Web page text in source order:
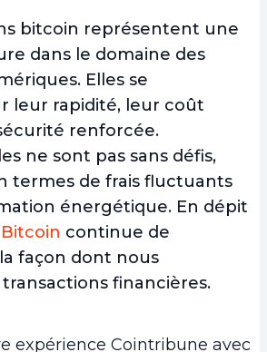
bitcoin représentent une
dans le domaine des
Elles se
leur rapidité, leur coût
renforcée.
ne sont pas sans défis,
termes de frais fluctuants
énergétique. En dépit
Bitcoin continue de
façon dont nous
financières.
expérience Cointribune avec